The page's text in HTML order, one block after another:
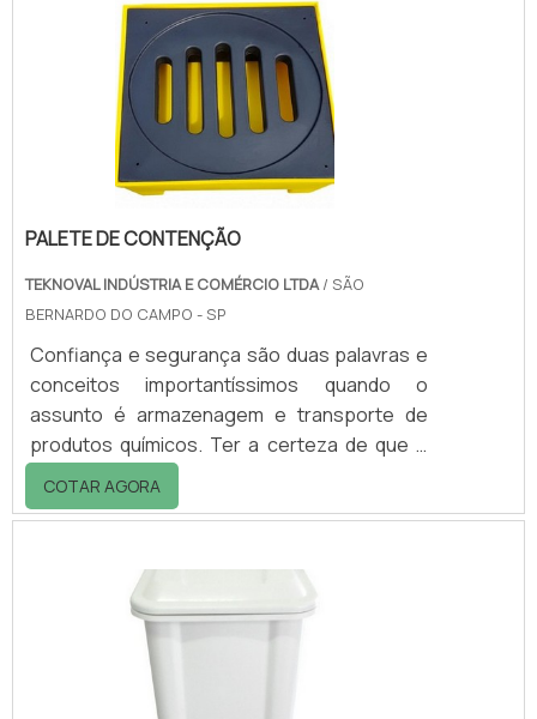
desempenho com ele você pode produzir
uma amostra ou dispersar pigmentos em
poucos minutos com o sistema de moagem,
dispersão e homogeneização que são
processos importantes na fabricação de ti.
PALETE DE CONTENÇÃO
TEKNOVAL INDÚSTRIA E COMÉRCIO LTDA/ SÃO
BERNARDO DO CAMPO - SP
Confiança e segurança são duas palavras e
conceitos importantíssimos quando o
assunto é armazenagem e transporte de
produtos químicos. Ter a certeza de que o
palete de contenção é de qualidade garante
confiabilidade a seus funcionários e o
precisa.Funcionalidade correta do materialO
palete tem como principal finalidade realizar
– como o próprio nome diz - a contenção de
vazamentos em tambores e bombonas
utilizados na armazenagem de substâncias
COTAR AGORA